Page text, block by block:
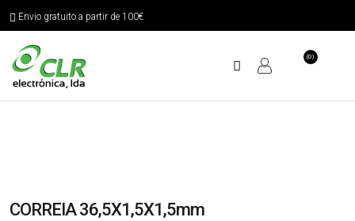
Envio gratuito a partir de 100€
(0)
CORREIA 36,5X1,5X1,5mm